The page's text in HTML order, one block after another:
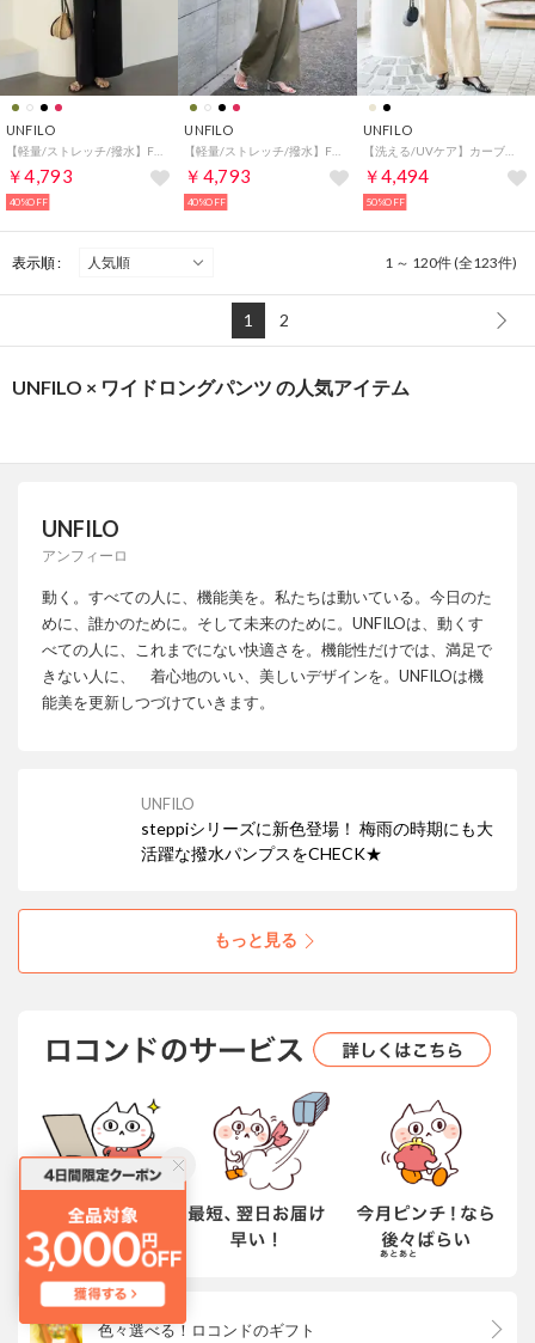
UNFILO
￥4,793
40%OFF
UNFILO
￥4,793
40%OFF
UNFILO
【洗える/UVケア】カーブワイドパンツ （ベージュ）
￥4,494
50%OFF
表示順 : 1 ～ 120件 (全123件)
1 2
UNFILO × ワイドロングパンツ の人気アイテム
UNFILO
アンフィーロ
動く。すべての人に、機能美を。私たちは動いている。今日のた
めに、誰かのために。そして未来のために。UNFILOは、動くす
べての人に、これまでにない快適さを。機能性だけでは、満足で
きない人に、 着心地のいい、美しいデザインを。UNFILOは機
能美を更新しつづけていきます。
UNFILO
steppiシリーズに新色登場！ 梅雨の時期にも大
活躍な撥水パンプスをCHECK★
もっと見る
色々選べる！ロコンドのギフト